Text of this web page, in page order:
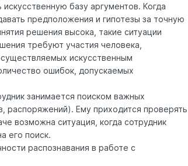
базу аргументов. Когда
предположения и гипотезы за точную
решения высока, такие ситуации
требуют участия человека,
искусственным
ошибок, допускаемых
занимается поиском важных
распоряжений). Ему приходится проверять
возможна ситуация, когда сотрудник
его поиск.
распознавания в работе с